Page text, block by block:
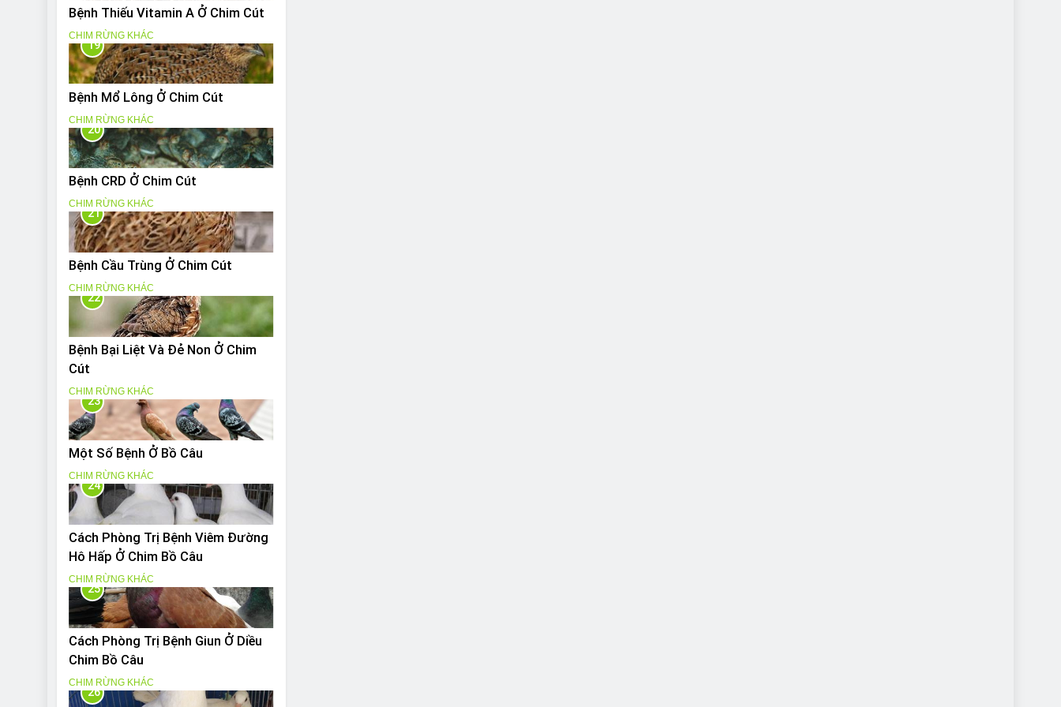
Bệnh Thiếu Vitamin A Ở Chim Cút
CHIM RỪNG KHÁC
19
Bệnh Mổ Lông Ở Chim Cút
CHIM RỪNG KHÁC
20
Bệnh CRD Ở Chim Cút
CHIM RỪNG KHÁC
21
Bệnh Cầu Trùng Ở Chim Cút
CHIM RỪNG KHÁC
22
Bệnh Bại Liệt Và Đẻ Non Ở Chim
Cút
CHIM RỪNG KHÁC
23
Một Số Bệnh Ở Bồ Câu
CHIM RỪNG KHÁC
24
Cách Phòng Trị Bệnh Viêm Đường
Hô Hấp Ở Chim Bồ Câu
CHIM RỪNG KHÁC
25
Cách Phòng Trị Bệnh Giun Ở Diều
Chim Bồ Câu
CHIM RỪNG KHÁC
26